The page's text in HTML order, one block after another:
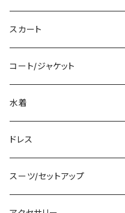
ロング/マキシ
袖付き
ノースリーブ
その他
チュニック
タンクトップ/キャミソール
シャツ/ブラウス
ベアトップ/チューブトップ
カーディガン/ボレロ
ニット/セーター
ショート丈
クロップド丈
ロング丈
デニム
レギンス
スカート
ミニ/ショート
ミディアム/ミモレ
ロング
その他
コート/ジャケット
コート
ジャケット
その他
水着
タンキニ
バンドゥビキニ
ドレス
ミニ/ショート
スーツ/セットアップ